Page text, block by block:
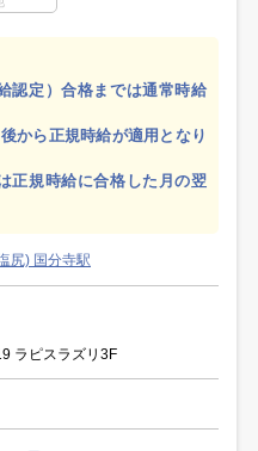
認定）合格までは通常時給
から正規時給が適用となり
正規時給に合格した月の翌
尻) 国分寺駅
ラピスラズリ3F